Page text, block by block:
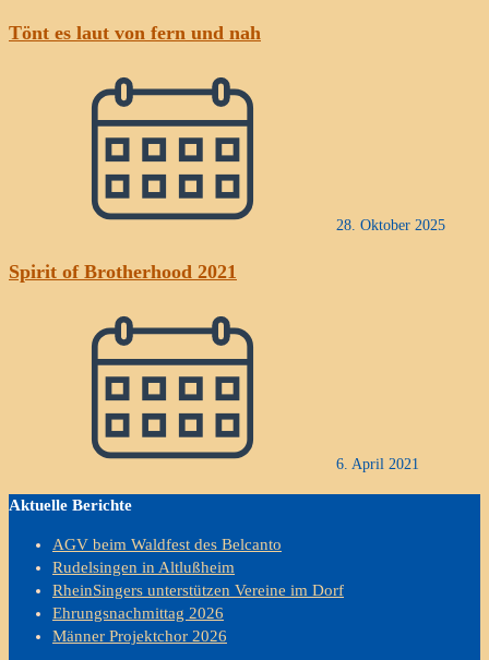
Tönt es laut von fern und nah
28. Oktober 2025
Spirit of Brotherhood 2021
6. April 2021
Aktuelle Berichte
AGV beim Waldfest des Belcanto
Rudelsingen in Altlußheim
RheinSingers unterstützen Vereine im Dorf
Ehrungsnachmittag 2026
Männer Projektchor 2026